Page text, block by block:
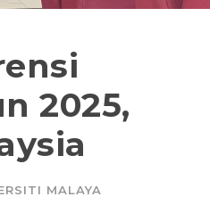
2025,
MALAYA